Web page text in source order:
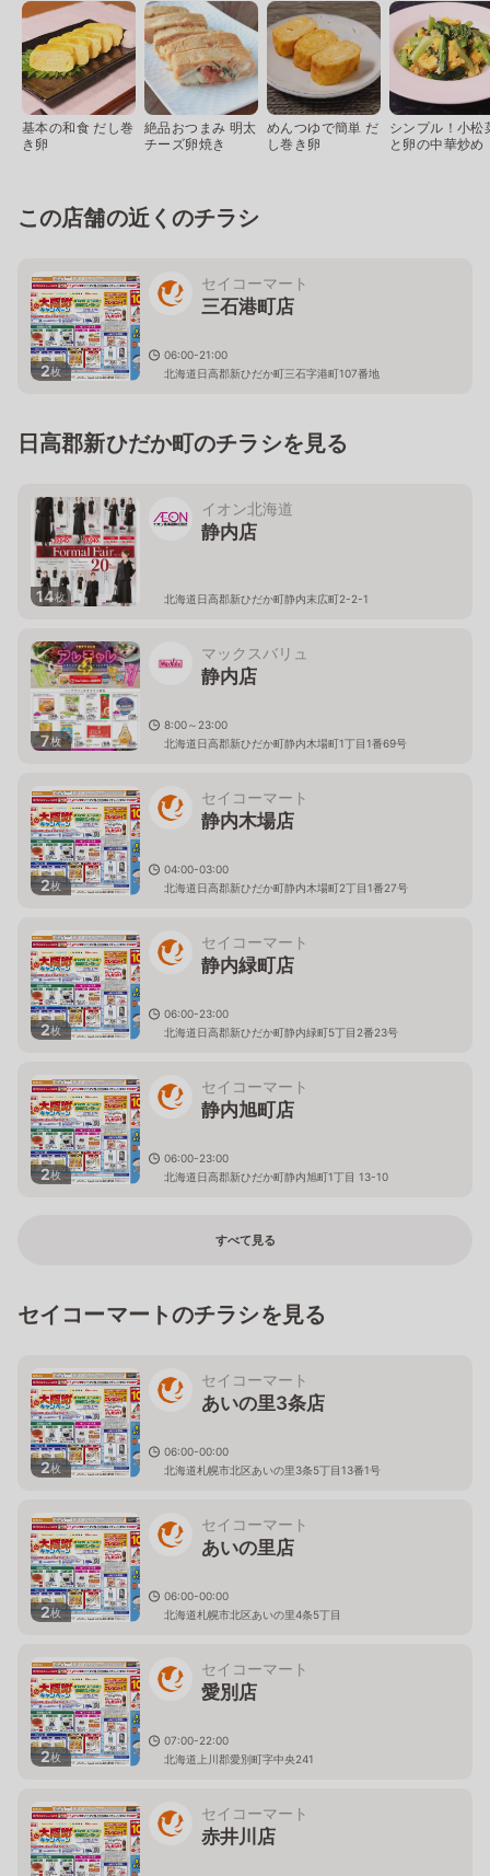
基本の和食 だし巻
き卵
絶品おつまみ 明太
チーズ卵焼き
めんつゆで簡単 だ
し巻き卵
シンプル！小松
と卵の中華炒め
この店舗の近くのチラシ
2枚
セイコーマート
三石港町店
06:00-21:00
北海道日高郡新ひだか町三石字港町107番地
日高郡新ひだか町のチラシを見る
14枚
イオン北海道
静内店
北海道日高郡新ひだか町静内末広町2-2-1
7枚
マックスバリュ
静内店
8:00～23:00
北海道日高郡新ひだか町静内木場町1丁目1番69号
2枚
セイコーマート
静内木場店
04:00-03:00
北海道日高郡新ひだか町静内木場町2丁目1番27号
2枚
セイコーマート
静内緑町店
06:00-23:00
北海道日高郡新ひだか町静内緑町5丁目2番23号
2枚
セイコーマート
静内旭町店
06:00-23:00
北海道日高郡新ひだか町静内旭町1丁目 13-10
すべて見る
セイコーマートのチラシを見る
2枚
セイコーマート
あいの里3条店
06:00-00:00
北海道札幌市北区あいの里3条5丁目13番1号
2枚
セイコーマート
あいの里店
06:00-00:00
北海道札幌市北区あいの里4条5丁目
2枚
セイコーマート
愛別店
07:00-22:00
北海道上川郡愛別町字中央241
セイコーマート
赤井川店